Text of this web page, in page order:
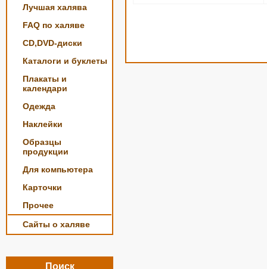
Лучшая халява
FAQ по халяве
CD,DVD-диски
Каталоги и буклеты
Плакаты и
календари
Одежда
Наклейки
Образцы
продукции
Для компьютера
Карточки
Прочее
Сайты о халяве
Поиск